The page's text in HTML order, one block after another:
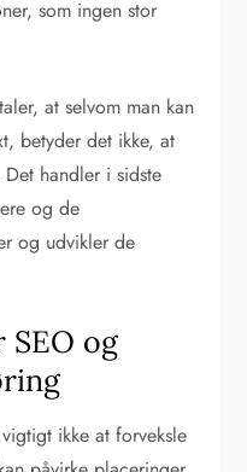
som ingen stor
at selvom man kan
betyder det ikke, at
handler i sidste
og de
og udvikler de
SEO og
ikke at forveksle